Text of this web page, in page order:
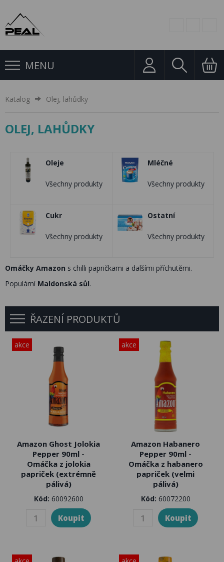
MENU
Katalog Olej, lahůdky
OLEJ, LAHŮDKY
Oleje
Všechny produkty
Mléčné
Všechny produkty
Cukr
Všechny produkty
Ostatní
Všechny produkty
Omáčky Amazon s chilli papričkami a dalšími příchutěmi.
Populární Maldonská sůl.
ŘAZENÍ PRODUKTŮ
akce
Amazon Ghost Jolokia
Pepper 90ml -
Omáčka z jolokia
papriček (extrémně
pálivá)
Kód: 60092600
akce
Amazon Habanero
Pepper 90ml -
Omáčka z habanero
papriček (velmi
pálivá)
Kód: 60072200